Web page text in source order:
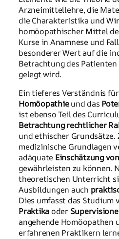
Arzneimittellehre, die
die Charakteristika und
homöopathischer Mittel
Kurse in Anamnese und
besonderer Wert auf die
Betrachtung des
gelegt wird.
Ein tieferes Verständnis
Homöopathieund das
ist ebenso Teil des
Betrachtung rechtlicher
und ethischer Grundsätze.
medizinische Grundlagen
adäquate Einschätzung
gewährleisten zu können.
theoretischen Unterricht
Ausbildungen auch
Dies umfasst das Studium
Praktika oder
angehende Homöopathen
erfahrenen Praktikern